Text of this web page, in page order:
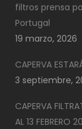
filtros prensa
Portugal
19 marzo, 2026
CAPERVA
3 septiembre,
CAPERVA
AL 13 FEBRERO